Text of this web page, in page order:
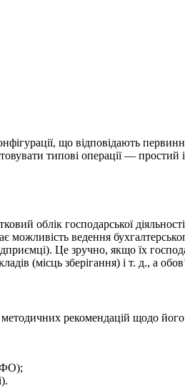
що відповідають
типові операції — простий
облік господарської діяльності
ведення
Це зручно, якщо їх
(місць зберігання) і т. д., а
рекомендацій щодо